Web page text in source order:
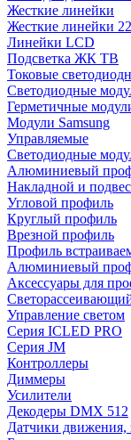
Жесткие линейки
Жесткие линейки
Линейки LCD
Подсветка ЖК ТВ
Токовые
Светодиодные
Герметичные
Модули Samsung
Управляемые
Светодиодные
Алюминиевый
Накладной и
Угловой профиль
Круглый профиль
Врезной профиль
Профиль
Алюминиевый
Аксессуары для
Управление светом
Серия ICLED PRO
Серия JM
Контроллеры
Диммеры
Усилители
Декодеры DMX 512
Датчики движения,